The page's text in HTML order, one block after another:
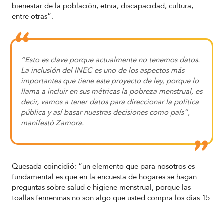
bienestar de la población, etnia, discapacidad, cultura,
entre otras”.
“Esto es clave porque actualmente no tenemos datos.
La inclusión del INEC es uno de los aspectos más
importantes que tiene este proyecto de ley, porque lo
llama a incluir en sus métricas la pobreza menstrual, es
decir, vamos a tener datos para direccionar la política
pública y así basar nuestras decisiones como país”,
manifestó Zamora.
Quesada coincidió: “un elemento que para nosotros es
fundamental es que en la encuesta de hogares se hagan
preguntas sobre salud e higiene menstrual, porque las
toallas femeninas no son algo que usted compra los días 15